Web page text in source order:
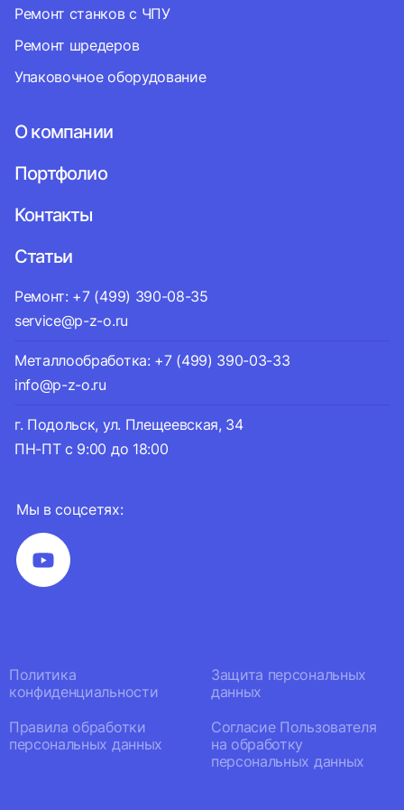
Мы в соцсетях:
Ремонт станков с ЧПУ
Ремонт шредеров
Упаковочное оборудование
О компании
Портфолио
Контакты
Статьи
Ремонт: +7 (499) 390-08-35
service@p-z-o.ru
Металлообработка: +7 (499) 390-03-33
info@p-z-o.ru
г. Подольск, ул. Плещеевская, 34
ПН-ПТ с 9:00 до 18:00
Политика
конфиденциальности
Защита персональных
данных
Правила обработки
персональных данных
Согласие Пользователя
на обработку
персональных данных